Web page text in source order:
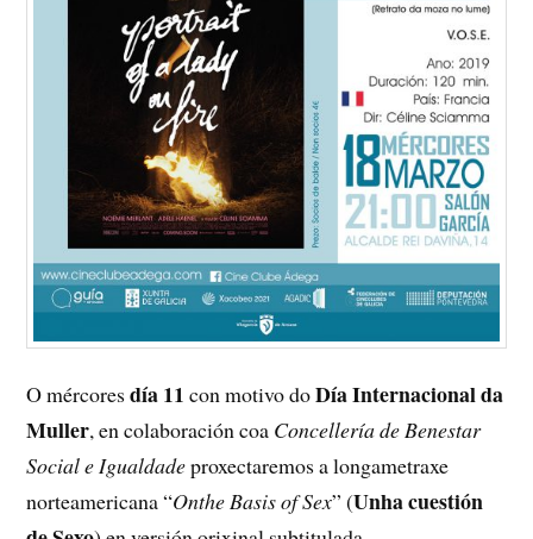
O mércoresdía 11 con motivo doDía Internacional da
Muller, en colaboración coa Concellería de Benestar
Social e Igualdadeproxectaremos a longametraxe
norteamericana “Onthe Basis of Sex” (Unha cuestión